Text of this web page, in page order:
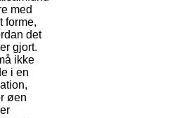
med
forme,
det
gjort.
ikke
i en
øen